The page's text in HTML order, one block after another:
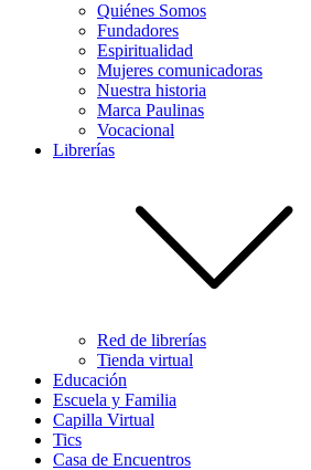
Quiénes Somos
Fundadores
Espiritualidad
Mujeres comunicadoras
Nuestra historia
Marca Paulinas
Vocacional
Librerías
Red de librerías
Tienda virtual
Educación
Escuela y Familia
Capilla Virtual
Tics
Casa de Encuentros